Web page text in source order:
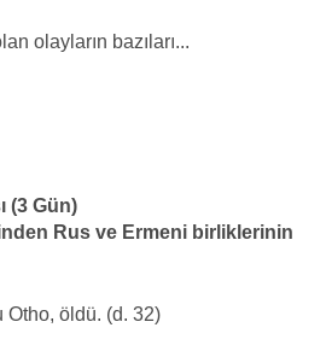
olayların bazıları...
(3 Gün)
Rus ve Ermeni birliklerinin
öldü. (d. 32)